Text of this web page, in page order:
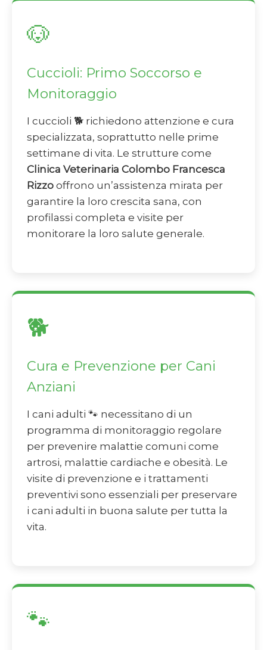
🐶
Cuccioli: Primo Soccorso e
Monitoraggio
I cuccioli 🐕 richiedono attenzione e cura
specializzata, soprattutto nelle prime
settimane di vita. Le strutture come
Clinica Veterinaria Colombo Francesca
Rizzo offrono un’assistenza mirata per
garantire la loro crescita sana, con
profilassi completa e visite per
monitorare la loro salute generale.
🐕
Cura e Prevenzione per Cani
Anziani
I cani adulti 🐾 necessitano di un
programma di monitoraggio regolare
per prevenire malattie comuni come
artrosi, malattie cardiache e obesità. Le
visite di prevenzione e i trattamenti
preventivi sono essenziali per preservare
i cani adulti in buona salute per tutta la
vita.
🐾